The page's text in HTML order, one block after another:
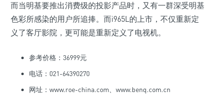
而当明基要推出消费级的投影产品时，又有一群深受明基
色彩所感染的用户所追捧。而i965L的上市，不仅重新定
义了客厅影院，更可能是重新定义了电视机。
参考价格：36999元
电话：021-64390270
网址：www.roe-china.com、www.benq.com.cn